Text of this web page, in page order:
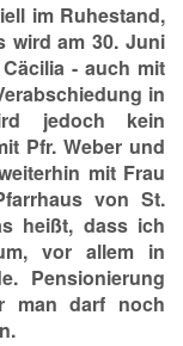
im Ruhestand,
wird am30. Juni
- auch mit
in
jedoch kein
Pfr. Weber und
mit Frau
von St.
heißt, dass ich
vor allem in
Pensionierung
man darf noch